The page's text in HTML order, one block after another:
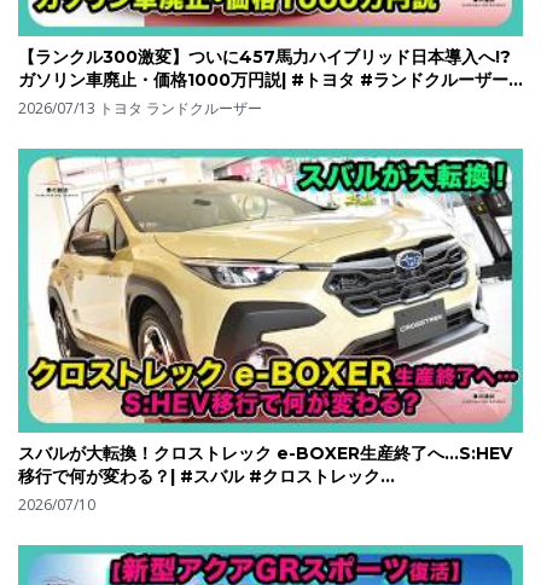
【ランクル300激変】ついに457馬力ハイブリッド日本導入へ!?
ガソリン車廃止・価格1000万円説| #トヨタ #ランドクルーザー
300 #toyotalandcruiser300
2026/07/13 トヨタ ランドクルーザー
スバルが大転換！クロストレック e-BOXER生産終了へ…S:HEV
移行で何が変わる？| #スバル #クロストレック
#subarucrosstrek
2026/07/10